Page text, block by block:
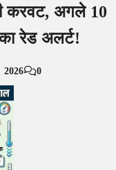
करवट, अगले 10
का रेड अलर्ट!
2026 0